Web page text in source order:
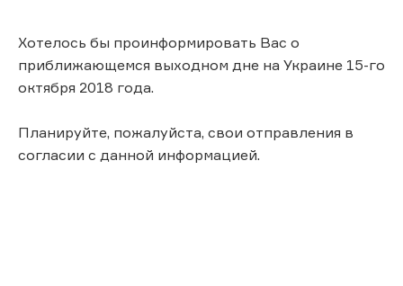
Хотелось бы проинформировать Вас о
приближающемся выходном дне на Украине 15-го
октября 2018 года.
Планируйте, пожалуйста, свои отправления в
согласии с данной информацией.